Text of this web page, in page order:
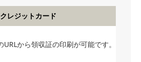
クレジットカード
から領収証の印刷が可能です。